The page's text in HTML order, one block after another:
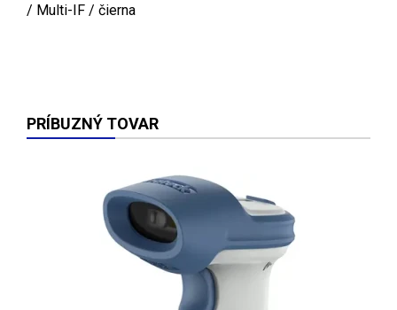
/ Multi-IF / čierna
PRÍBUZNÝ TOVAR